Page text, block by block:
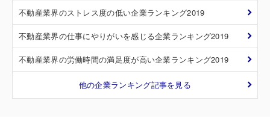
不動産業界のストレス度の低い企業ランキング2019
不動産業界の仕事にやりがいを感じる企業ランキング2019
不動産業界の労働時間の満足度が高い企業ランキング2019
他の企業ランキング記事を見る